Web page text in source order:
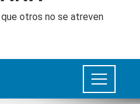
otros no se atreven